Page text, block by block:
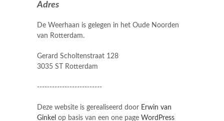
Adres
De Weerhaan is gelegen in het Oude Noorden
van Rotterdam.
Gerard Scholtenstraat 128
3035 ST Rotterdam
--------------------------
Deze website is gerealiseerd door Erwin van
Ginkel op basis van een one page WordPress